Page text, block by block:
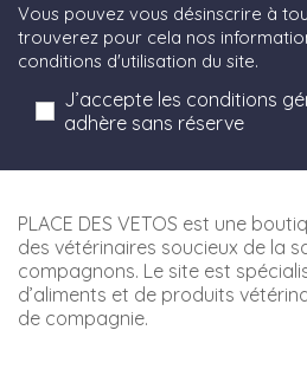
Vous pouvez vous désinscrire à
trouverez pour cela nos
conditions d'utilisation du site.
J’accepte les conditions
adhère sans réserve
PLACE DES VETOS est une
des vétérinaires soucieux de la
compagnons. Le site est
d’aliments et de produits
de compagnie.